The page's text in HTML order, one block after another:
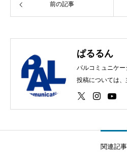
前の記事
ぱるるん
パルコミュニケ
投稿については
います♪
関連記事